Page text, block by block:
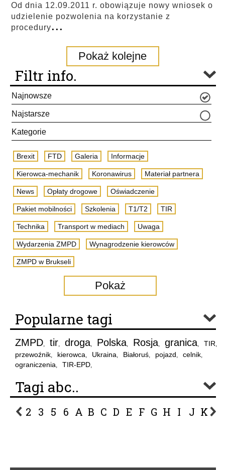
Od dnia 12.09.2011 r. obowiązuje nowy wniosek o
udzielenie pozwolenia na korzystanie z
procedury...
Pokaż kolejne
Filtr info.
Najnowsze
Najstarsze
Kategorie
Brexit FTD Galeria Informacje
Kierowca-mechanik Koronawirus Materiał partnera
News Opłaty drogowe Oświadczenie
Pakiet mobilności Szkolenia T1/T2 TIR
Technika Transport w mediach Uwaga
Wydarzenia ZMPD Wynagrodzenie kierowców
ZMPD w Brukseli
Pokaż
Popularne tagi
ZMPD, tir, droga, Polska, Rosja, granica, TIR,
przewoźnik, kierowca, Ukraina, Białoruś, pojazd, celnik,
ograniczenia, TIR-EPD,
Tagi abc..
2 3 5 6 A B C D E F G H I J K L